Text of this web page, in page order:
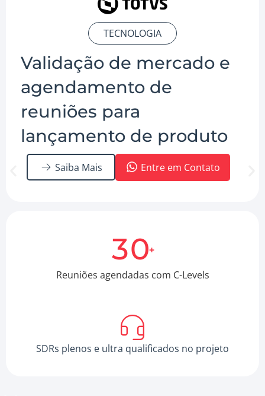
TECNOLOGIA
Validação de mercado e
agendamento de
reuniões para
lançamento de produto
Saiba Mais Entre em Contato
30+
Reuniões agendadas com C-Levels
SDRs plenos e ultra qualificados no projeto